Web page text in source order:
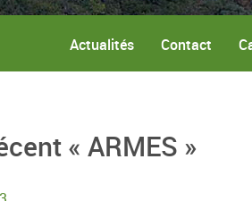
Actualités Contact
« ARMES »